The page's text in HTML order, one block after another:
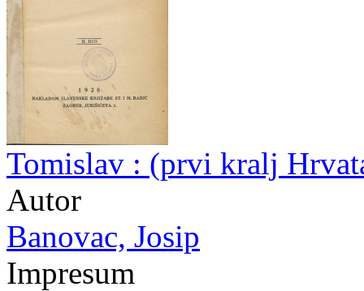
Tomislav : (prvi kralj
Autor
Banovac, Josip
Impresum